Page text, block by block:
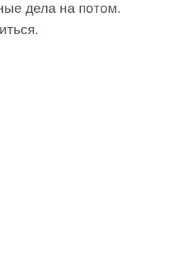
дела на потом.